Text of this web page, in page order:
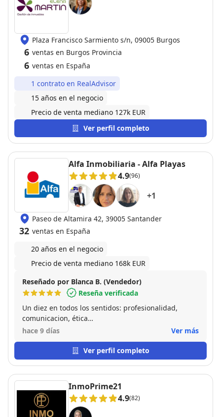
Plaza Francisco Sarmiento s/n, 09005 Burgos
6 ventas en Burgos Provincia
6 ventas en España
1 contrato en RealAdvisor
15 años en el negocio
Precio de venta mediano 127k EUR
Ver perfil completo
Alfa Inmobiliaria - Alfa Playas
4.9(96)
+1
Paseo de Altamira 42, 39005 Santander
32 ventas en España
20 años en el negocio
Precio de venta mediano 168k EUR
Reseñado por Blanca B. (Vendedor)
Reseña verificada
Un diez en todos los sentidos: profesionalidad,
comunicacion, ética…
hace 9 días
Ver más
Ver perfil completo
InmoPrime21
4.9(82)